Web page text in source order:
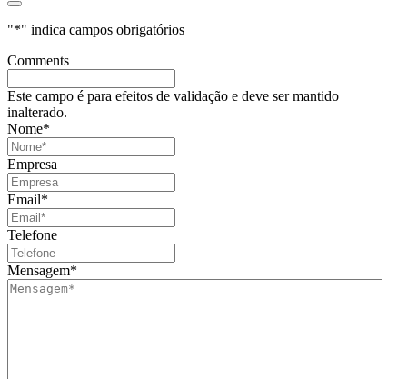
"*" indica campos obrigatórios
Comments
Este campo é para efeitos de validação e deve ser mantido
inalterado.
Nome*
Empresa
Email*
Telefone
Mensagem*